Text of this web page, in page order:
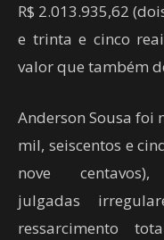
R$ 2.013.935,62
e trinta e cinco
valor que também
Anderson Sousa foi
mil, seiscentos e
nove
julgadas
ressarcimento